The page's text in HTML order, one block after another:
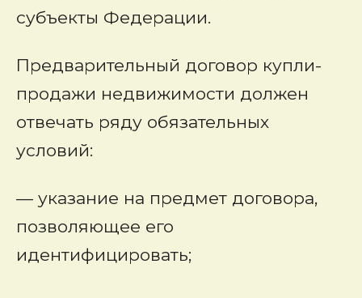
субъекты Федерации.
Предварительный договор купли-
продажи недвижимости должен
отвечать ряду обязательных
условий:
— указание на предмет договора,
позволяющее его
идентифицировать;